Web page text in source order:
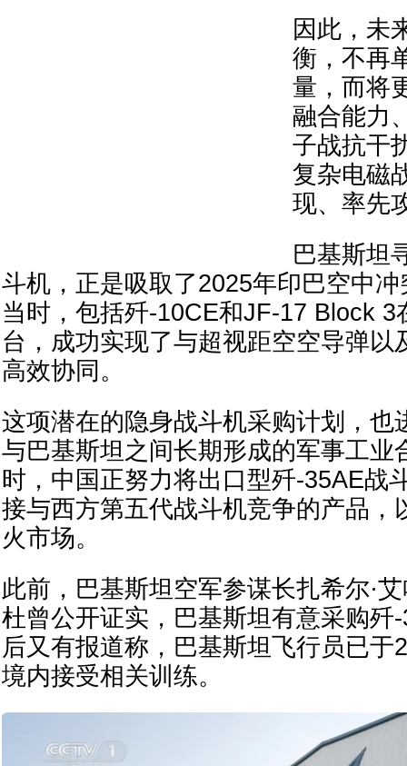
因此，未
衡，不再
量，而将
融合能力
子战抗干
复杂电磁
现、率先
巴基斯坦
斗机，正是吸取了2025年印巴空中
当时，包括歼-10CE和JF-17 Block 3
台，成功实现了与超视距空空导弹以
高效协同。
这项潜在的隐身战斗机采购计划，也
与巴基斯坦之间长期形成的军事工业
时，中国正努力将出口型歼-35AE战
接与西方第五代战斗机竞争的产品，
火市场。
此前，巴基斯坦空军参谋长扎希尔·艾
杜曾公开证实，巴基斯坦有意采购歼
后又有报道称，巴基斯坦飞行员已于
境内接受相关训练。